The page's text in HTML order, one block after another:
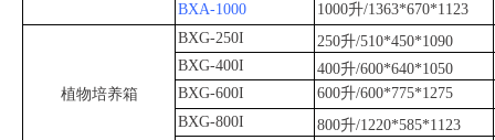
BXA-1000
1000升/1363*670*1123
植物培养箱
BXG-250I
250升/510*450*1090
BXG-400I
400升/600*640*1050
BXG-600I
600升/600*775*1275
BXG-800I
800升/1220*585*1123